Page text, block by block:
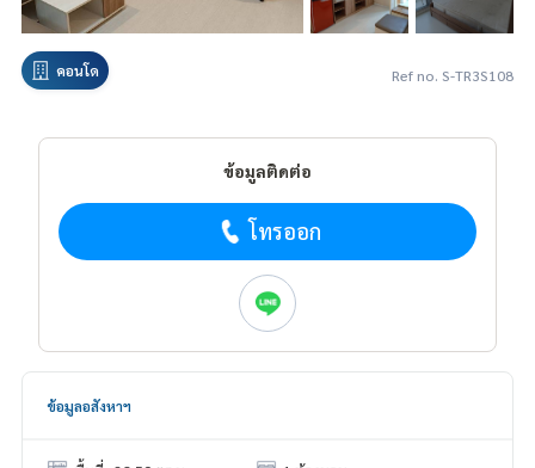
คอนโด Ref no. S-TR3S108
ข้อมูลติดต่อ
โทรออก
ข้อมูลอสังหาฯ